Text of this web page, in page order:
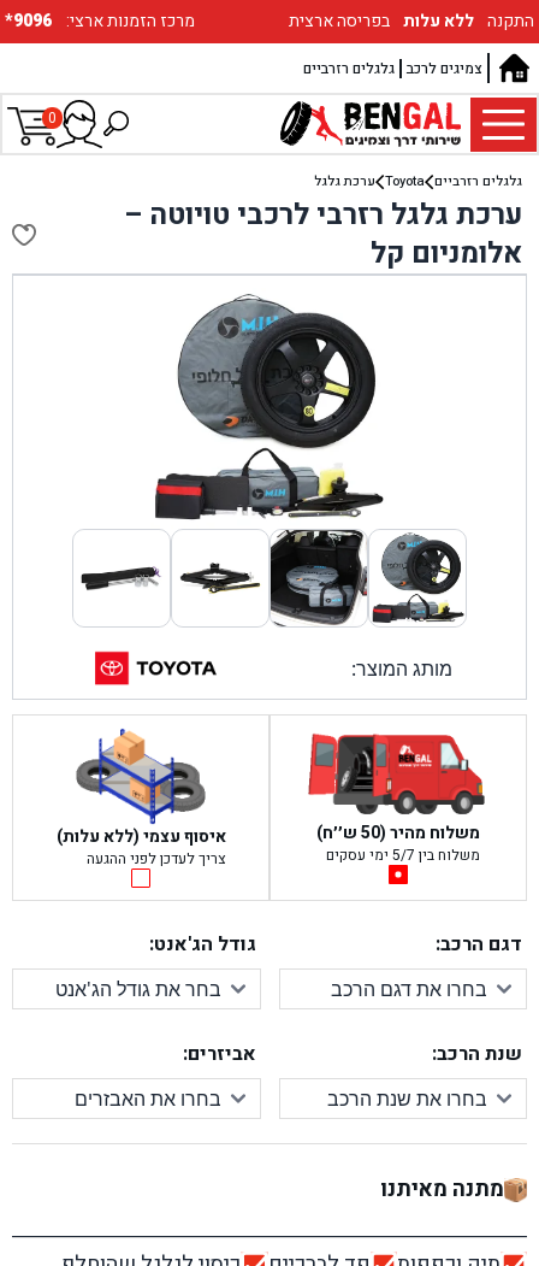
*9096 :מרכז הזמנות ארצי התקנה ללא עלות בפריסה ארצית
גלגלים רזרביים צמיגים לרכב
0
גלגלים רזרביים Toyota ערכת גלגל
ערכת גלגל רזרבי לרכבי טויוטה –
אלומניום קל
מותג המוצר:
משלוח מהיר (50 ש׳׳ח)
משלוח בין 5/7 ימי עסקים
איסוף עצמי (ללא עלות)
צריך לעדכן לפני ההגעה
דגם הרכב: גודל הג'אנט:
שנת הרכב: אביזרים:
מתנה מאיתנו